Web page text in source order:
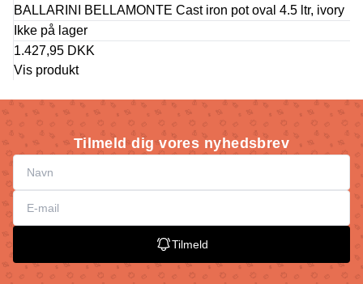
BALLARINI BELLAMONTE Cast iron pot oval 4.5 ltr, ivory
Ikke på lager
1.427,95 DKK
Vis produkt
Tilmeld dig vores nyhedsbrev
Tilmeld